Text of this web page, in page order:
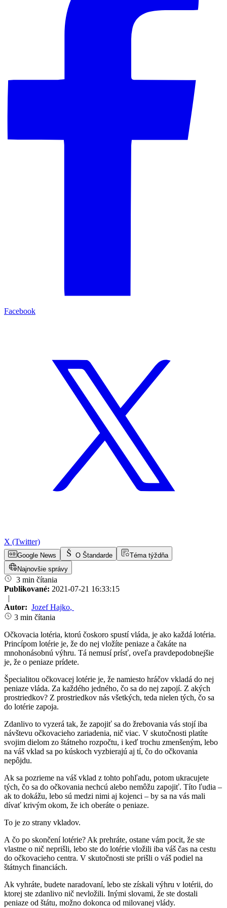
Facebook
X (Twitter)
Google News O Štandarde
Téma týždňa
Najnovšie správy
3 min čítania
Publikované: 2021-07-21 16:33:15
|
Autor: Jozef Hajko,
3 min čítania
Očkovacia lotéria, ktorú čoskoro spustí vláda, je ako každá lotéria.
Princípom lotérie je, že do nej vložíte peniaze a čakáte na
mnohonásobnú výhru. Tá nemusí prísť, oveľa pravdepodobnejšie
je, že o peniaze prídete.
Špecialitou očkovacej lotérie je, že namiesto hráčov vkladá do nej
peniaze vláda. Za každého jedného, čo sa do nej zapojí. Z akých
prostriedkov? Z prostriedkov nás všetkých, teda nielen tých, čo sa
do lotérie zapoja.
Zdanlivo to vyzerá tak, že zapojiť sa do žrebovania vás stojí iba
návštevu očkovacieho zariadenia, nič viac. V skutočnosti platíte
svojim dielom zo štátneho rozpočtu, i keď trochu zmenšeným, lebo
na váš vklad sa po kúskoch vyzbierajú aj tí, čo do očkovania
nepôjdu.
Ak sa pozrieme na váš vklad z tohto pohľadu, potom ukracujete
tých, čo sa do očkovania nechcú alebo nemôžu zapojiť. Títo ľudia –
ak to dokážu, lebo sú medzi nimi aj kojenci – by sa na vás mali
dívať krivým okom, že ich oberáte o peniaze.
To je zo strany vkladov.
A čo po skončení lotérie? Ak prehráte, ostane vám pocit, že ste
vlastne o nič neprišli, lebo ste do lotérie vložili iba váš čas na cestu
do očkovacieho centra. V skutočnosti ste prišli o váš podiel na
štátnych financiách.
Ak vyhráte, budete naradovaní, lebo ste získali výhru v lotérii, do
ktorej ste zdanlivo nič nevložili. Inými slovami, že ste dostali
peniaze od štátu, možno dokonca od milovanej vlády.